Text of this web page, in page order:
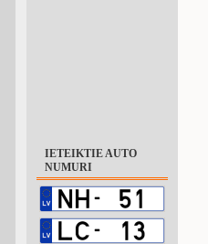
IETEIKTIE AUTO
NUMURI